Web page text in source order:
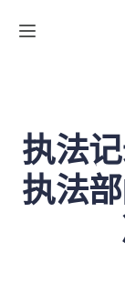
执法
执法
解决方案